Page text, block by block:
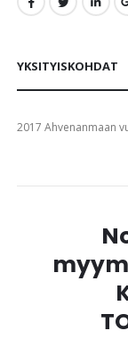
YKSITYISKOHDAT
2017 Ahvenanmaan